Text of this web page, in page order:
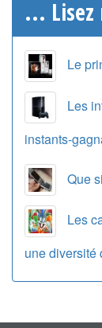
... Lisez
Le
Les
instants-
Que
Les
une diversité